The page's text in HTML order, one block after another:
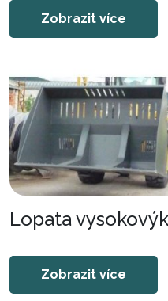
Zobrazit více
Lopata
Zobrazit více